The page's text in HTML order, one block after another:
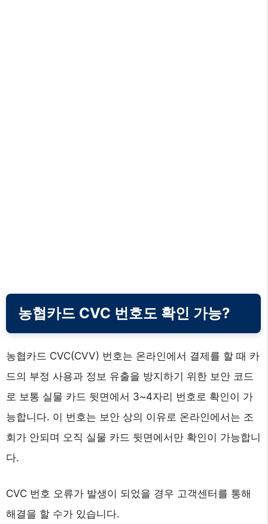
농협카드 CVC 번호도 확인 가능?
농협카드 CVC(CVV) 번호는 온라인에서 결제를 할 때 카
드의 부정 사용과 정보 유출을 방지하기 위한 보안 코드
로 보통 실물 카드 뒷면에서 3~4자리 번호로 확인이 가
능합니다. 이 번호는 보안 상의 이유로 온라인에서는 조
회가 안되며 오직 실물 카드 뒷면에서만 확인이 가능합니
다.
CVC 번호 오류가 발생이 되었을 경우 고객센터를 통해
해결을 할 수가 있습니다.